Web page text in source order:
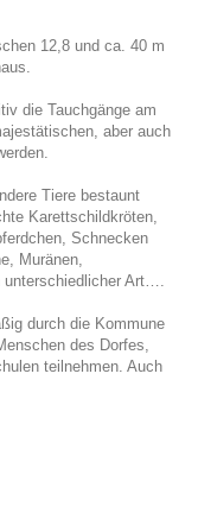
12,8 und ca. 40 m
die Tauchgänge am
aber auch
Tiere bestaunt
Karettschildkröten,
Schnecken
Muränen,
unterschiedlicher Art….
durch die Kommune
des Dorfes,
teilnehmen. Auch